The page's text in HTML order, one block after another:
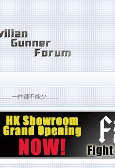
一件都不能少........